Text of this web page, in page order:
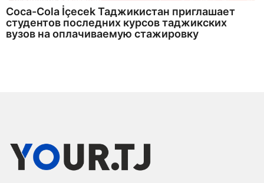
Coca-Cola İçecek Таджикистан приглашает
студентов последних курсов таджикских
вузов на оплачиваемую стажировку